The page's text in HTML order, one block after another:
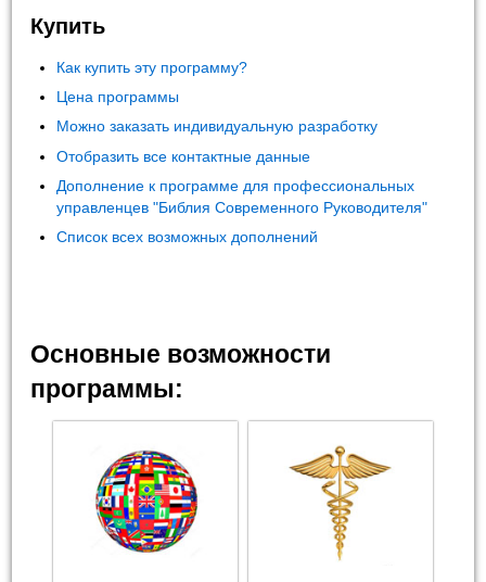
Купить
Как купить эту программу?
Цена программы
Можно заказать индивидуальную разработку
Отобразить все контактные данные
Дополнение к программе для профессиональных
управленцев "Библия Современного Руководителя"
Список всех возможных дополнений
Основные возможности
программы: